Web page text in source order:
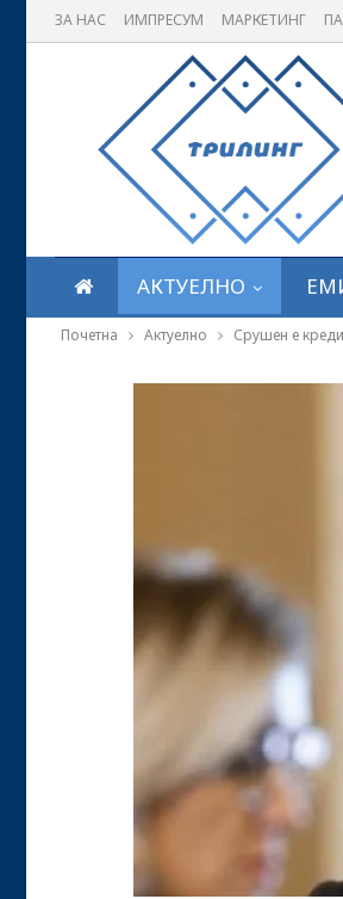
ЗА НАС ИМПРЕСУМ МАРКЕТИНГ
АКТУЕЛНО
Почетна Актуелно Срушен е